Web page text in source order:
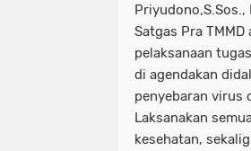
Priyudono,S.Sos.,
Satgas Pra
pelaksanaan
di agendakan
penyebaran virus
Laksanakan
kesehatan,